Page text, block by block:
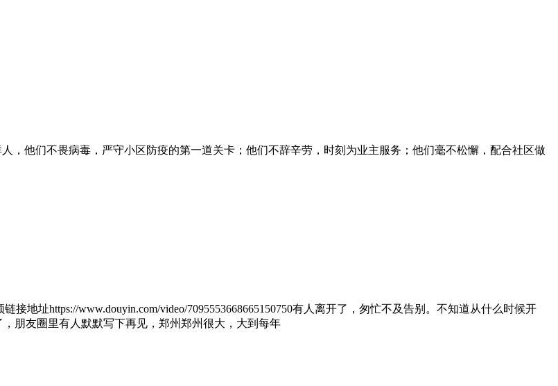
，他们不畏病毒，严守小区防疫的第一道关卡；他们不辞辛劳，时刻为业主服务；他们毫不松懈，配合社区做
接地址https://www.douyin.com/video/7095553668665150750有人离开了，匆忙不及告别。不知道从什么时候开
朋友圈里有人默默写下再见，郑州郑州很大，大到每年